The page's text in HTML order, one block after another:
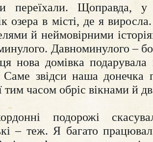
переїхали. Щоправда, у
озера в місті, де я
й неймовірними
Давноминулого –
нова домівка подарувала
Саме звідси наша
тим часом обріс вікнами й
подорожі
– теж. Я багато